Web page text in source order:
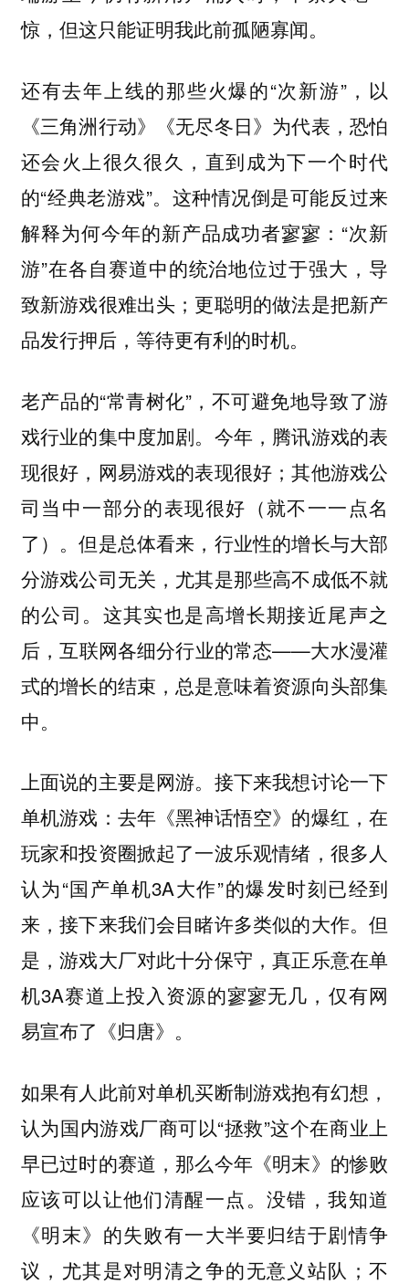
惊，但这只能证明我此前孤陋寡闻。
还有去年上线的那些火爆的“次新游”，以
《三角洲行动》《无尽冬日》为代表，恐怕
还会火上很久很久，直到成为下一个时代
的“经典老游戏”。这种情况倒是可能反过来
解释为何今年的新产品成功者寥寥：“次新
游”在各自赛道中的统治地位过于强大，导
致新游戏很难出头；更聪明的做法是把新产
品发行押后，等待更有利的时机。
老产品的“常青树化”，不可避免地导致了游
戏行业的集中度加剧。今年，腾讯游戏的表
现很好，网易游戏的表现很好；其他游戏公
司当中一部分的表现很好（就不一一点名
了）。但是总体看来，行业性的增长与大部
分游戏公司无关，尤其是那些高不成低不就
的公司。这其实也是高增长期接近尾声之
后，互联网各细分行业的常态——大水漫灌
式的增长的结束，总是意味着资源向头部集
中。
上面说的主要是网游。接下来我想讨论一下
单机游戏：去年《黑神话悟空》的爆红，在
玩家和投资圈掀起了一波乐观情绪，很多人
认为“国产单机3A大作”的爆发时刻已经到
来，接下来我们会目睹许多类似的大作。但
是，游戏大厂对此十分保守，真正乐意在单
机3A赛道上投入资源的寥寥无几，仅有网
易宣布了《归唐》。
如果有人此前对单机买断制游戏抱有幻想，
认为国内游戏厂商可以“拯救”这个在商业上
早已过时的赛道，那么今年《明末》的惨败
应该可以让他们清醒一点。没错，我知道
《明末》的失败有一大半要归结于剧情争
议，尤其是对明清之争的无意义站队；不